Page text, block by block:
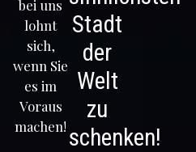
bei uns
lohnt
sich,
wenn Sie
es im
Voraus
machen!
Stadt
der
Welt
zu
schenken!